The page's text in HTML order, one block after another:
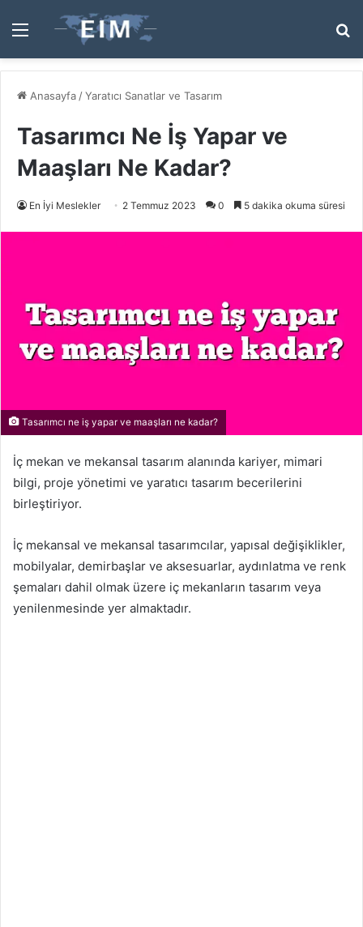
Menü
...
Anasayfa /Yaratıcı Sanatlar ve Tasarım
Tasarımcı Ne İş Yapar ve
Maaşları Ne Kadar?
En İyi Meslekler 2 Temmuz 2023 0 5 dakika okuma süresi
Tasarımcı ne iş yapar ve maaşları ne kadar?
İç mekan ve mekansal tasarım alanında kariyer, mimari
bilgi, proje yönetimi ve yaratıcı tasarım becerilerini
birleştiriyor.
İç mekansal ve mekansal tasarımcılar, yapısal değişiklikler,
mobilyalar, demirbaşlar ve aksesuarlar, aydınlatma ve renk
şemaları dahil olmak üzere iç mekanların tasarım veya
yenilenmesinde yer almaktadır.